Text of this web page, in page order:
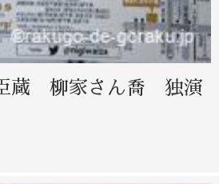
蔵 柳家さん喬 独演